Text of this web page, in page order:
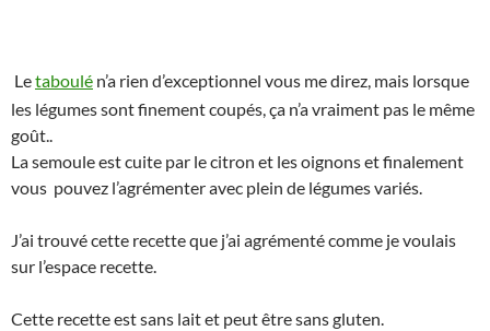
Letaboulé n’a rien d’exceptionnel vous me direz, mais lorsque
les légumes sont finement coupés, ça n’a vraiment pas le même
goût..
La semoule est cuite par le citron et les oignons et finalement
vous pouvez l’agrémenter avec plein de légumes variés.
J’ai trouvé cette recette que j’ai agrémenté comme je voulais
sur l’espace recette.
Cette recette est sans lait et peut être sans gluten.